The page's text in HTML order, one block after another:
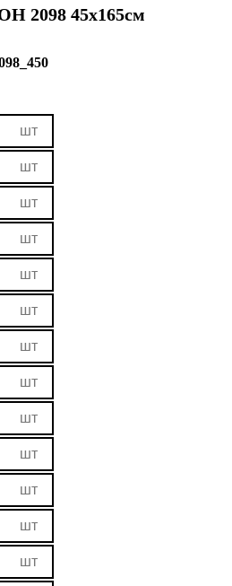
2098 45х165см